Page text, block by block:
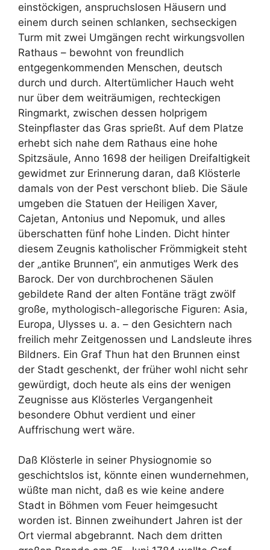
einstöckigen, anspruchslosen Häusern und
einem durch seinen schlanken, sechseckigen
Turm mit zwei Umgängen recht wirkungsvollen
Rathaus – bewohnt von freundlich
entgegenkommenden Menschen, deutsch
durch und durch. Altertümlicher Hauch weht
nur über dem weiträumigen, rechteckigen
Ringmarkt, zwischen dessen holprigem
Steinpflaster das Gras sprießt. Auf dem Platze
erhebt sich nahe dem Rathaus eine hohe
Spitzsäule, Anno 1698 der heiligen Dreifaltigkeit
gewidmet zur Erinnerung daran, daß Klösterle
damals von der Pest verschont blieb. Die Säule
umgeben die Statuen der Heiligen Xaver,
Cajetan, Antonius und Nepomuk, und alles
überschatten fünf hohe Linden. Dicht hinter
diesem Zeugnis katholischer Frömmigkeit steht
der „antike Brunnen“, ein anmutiges Werk des
Barock. Der von durchbrochenen Säulen
gebildete Rand der alten Fontäne trägt zwölf
große, mythologisch-allegorische Figuren: Asia,
Europa, Ulysses u. a. – den Gesichtern nach
freilich mehr Zeitgenossen und Landsleute ihres
Bildners. Ein Graf Thun hat den Brunnen einst
der Stadt geschenkt, der früher wohl nicht sehr
gewürdigt, doch heute als eins der wenigen
Zeugnisse aus Klösterles Vergangenheit
besondere Obhut verdient und einer
Auffrischung wert wäre.
Daß Klösterle in seiner Physiognomie so
geschichtslos ist, könnte einen wundernehmen,
wüßte man nicht, daß es wie keine andere
Stadt in Böhmen vom Feuer heimgesucht
worden ist. Binnen zweihundert Jahren ist der
Ort viermal abgebrannt. Nach dem dritten